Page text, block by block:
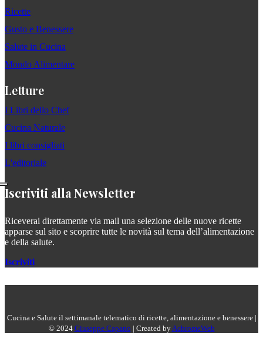
Ricette
Gusto e Benessere
Salute in Cucina
Mondo Alimentare
Letture
I Libri dello Chef
Cucina Naturale
I libri consigliati
L'editoriale
Iscriviti alla Newsletter
Riceverai direttamente via mail una selezione delle nuove ricette
apparse sul sito e scoprire tutte le novità sul tema dell’alimentazione
e della salute.
Iscriviti
Cucina e Salute il settimanale telematico di ricette, alimentazione e benessere |
© 2024 Giuseppe Capano | Created byAchromeWeb